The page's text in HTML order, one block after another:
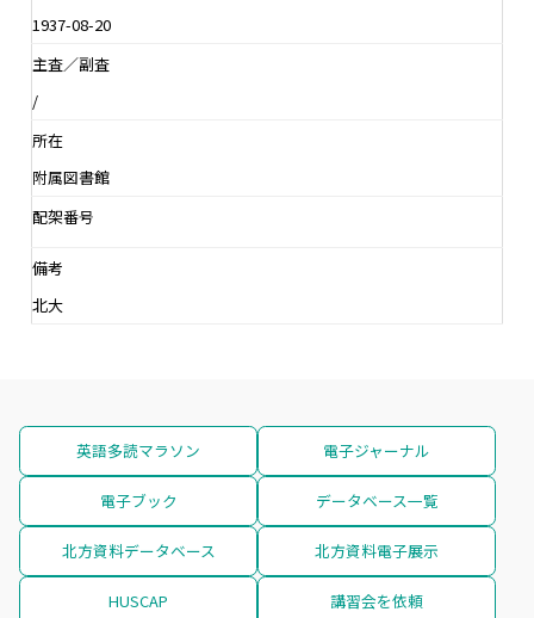
1937-08-20
主査／副査
/
所在
附属図書館
配架番号
備考
北大
英語多読マラソン 電子ジャーナル
電子ブック データベース一覧
北方資料データベース 北方資料電子展示
HUSCAP 講習会を依頼